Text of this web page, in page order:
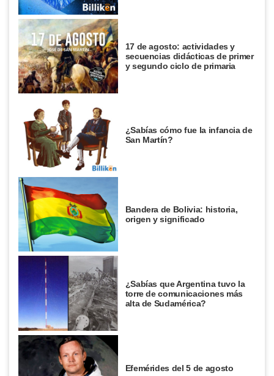
17 de agosto: actividades y
secuencias didácticas de primer
y segundo ciclo de primaria
¿Sabías cómo fue la infancia de
San Martín?
Bandera de Bolivia: historia,
origen y significado
¿Sabías que Argentina tuvo la
torre de comunicaciones más
alta de Sudamérica?
Efemérides del 5 de agosto